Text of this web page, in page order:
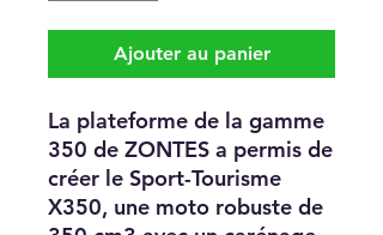
Ajouter au panier
La plateforme de la gamme
350 de ZONTES a permis de
créer le Sport-Tourisme
X350, une moto robuste de